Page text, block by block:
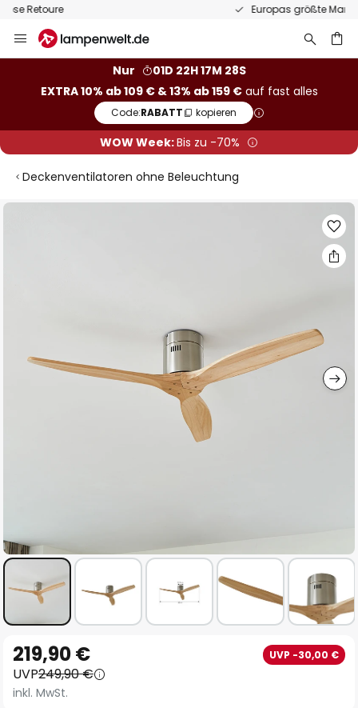
Europas größte Markenauswahl
Inhalt
Nur
01D 22H 17M 27S
EXTRA 10% ab 109 € & 13% ab 159 €auf fast alles
Code:RABATT kopieren
WOW Week:Bis zu -70%
Deckenventilatoren ohne Beleuchtung
Zum
Anfang
der
Bildgalerie
219,90 € UVP -30,00 €
UVP249,90 €
inkl. MwSt.